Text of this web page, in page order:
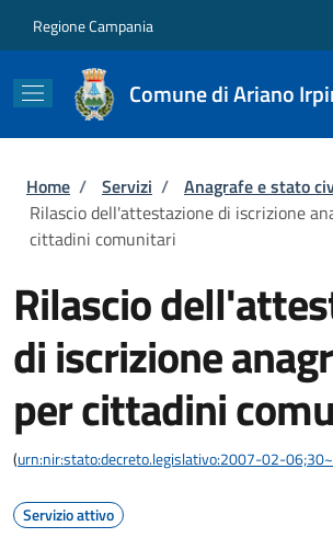
Regione Campania
Comune di Ariano
Briciole di pane
Home / Servizi / Anagrafe e stato
Rilascio dell'attestazione di iscrizione
cittadini comunitari
Rilascio
di iscrizione
per cittadini
(urn:nir:stato:decreto.legislativo:2007-02-
Servizio attivo